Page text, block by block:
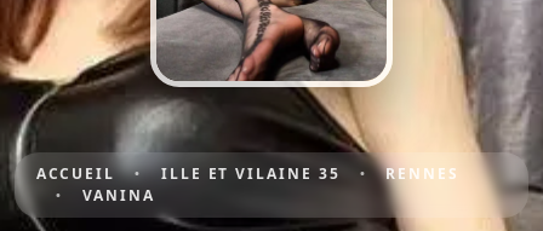
ACCUEIL ILLE ET VILAINE 35
RENNES
VANINA